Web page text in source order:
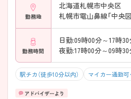
勤務地
北海道札幌市中央区
札幌市電山鼻線「中央
勤務時間
日勤:09時00分～17時30
夜勤:17時00分～09時30
駅チカ（徒歩10分以内） マイカー通勤可